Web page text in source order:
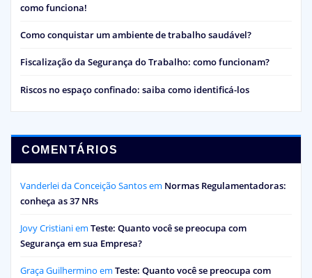
como funciona!
Como conquistar um ambiente de trabalho saudável?
Fiscalização da Segurança do Trabalho: como funcionam?
Riscos no espaço confinado: saiba como identificá-los
COMENTÁRIOS
Vanderlei da Conceição Santosem Normas Regulamentadoras:
conheça as 37 NRs
Jovy Cristianiem Teste: Quanto você se preocupa com
Segurança em sua Empresa?
Graça Guilhermino em Teste: Quanto você se preocupa com